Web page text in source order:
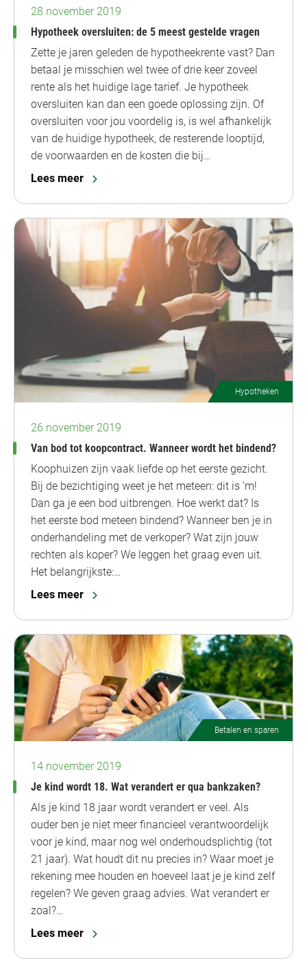
28 november 2019
Hypotheek oversluiten: de 5 meest gestelde vragen
Zette je jaren geleden de hypotheekrente vast? Dan
betaal je misschien wel twee of drie keer zoveel
rente als het huidige lage tarief. Je hypotheek
oversluiten kan dan een goede oplossing zijn. Of
oversluiten voor jou voordelig is, is wel afhankelijk
van de huidige hypotheek, de resterende looptijd,
de voorwaarden en de kosten die bij…
Lees meer
Hypotheken
26 november 2019
Van bod tot koopcontract. Wanneer wordt het bindend?
Koophuizen zijn vaak liefde op het eerste gezicht.
Bij de bezichtiging weet je het meteen: dit is ‘m!
Dan ga je een bod uitbrengen. Hoe werkt dat? Is
het eerste bod meteen bindend? Wanneer ben je in
onderhandeling met de verkoper? Wat zijn jouw
rechten als koper? We leggen het graag even uit.
Het belangrijkste:…
Lees meer
Betalen en sparen
14 november 2019
Je kind wordt 18. Wat verandert er qua bankzaken?
Als je kind 18 jaar wordt verandert er veel. Als
ouder ben je niet meer financieel verantwoordelijk
voor je kind, maar nog wel onderhoudsplichtig (tot
21 jaar). Wat houdt dit nu precies in? Waar moet je
rekening mee houden en hoeveel laat je je kind zelf
regelen? We geven graag advies. Wat verandert er
zoal?…
Lees meer